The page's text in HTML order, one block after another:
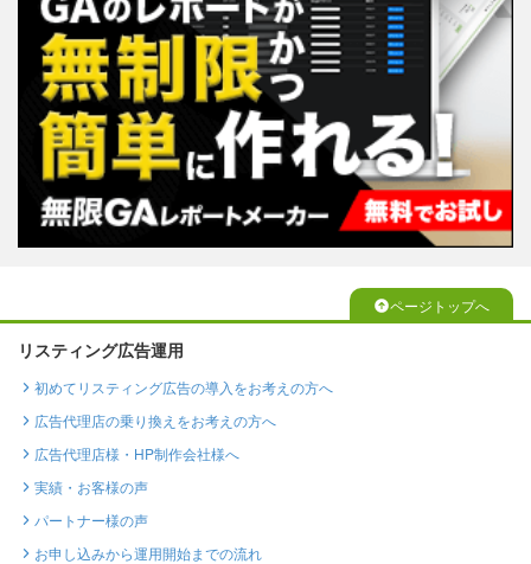
ページトップへ
リスティング広告運用
初めてリスティング広告の導入をお考えの方へ
広告代理店の乗り換えをお考えの方へ
広告代理店様・HP制作会社様へ
実績・お客様の声
パートナー様の声
お申し込みから運用開始までの流れ